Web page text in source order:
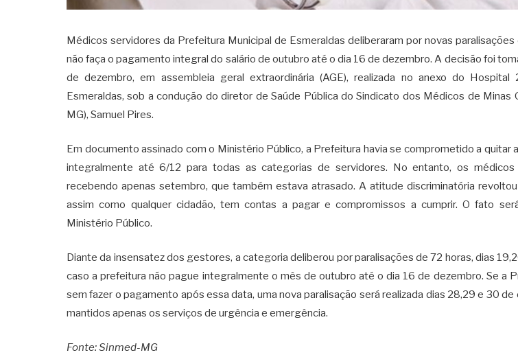
Médicos servidores da Prefeitura Municipal de Esmeraldas deliberaram por novas
não faça o pagamento integral do salário de outubro até o dia 16 de dezembro. A decisão foi
de dezembro, em assembleia geral extraordinária (AGE), realizada no anexo do
Esmeraldas, sob a condução do diretor de Saúde Pública do Sindicato dos Médicos de Minas
MG), Samuel Pires.
Em documento assinado com o Ministério Público, a Prefeitura havia se comprometido a quitar
integralmente até 6/12 para todas as categorias de servidores. No entanto, os médicos
recebendo apenas setembro, que também estava atrasado. A atitude discriminatória
assim como qualquer cidadão, tem contas a pagar e compromissos a cumprir. O fato
Ministério Público.
Diante da insensatez dos gestores, a categoria deliberou por paralisações de 72 horas, dias
caso a prefeitura não pague integralmente o mês de outubro até o dia 16 de dezembro. Se a
sem fazer o pagamento após essa data, uma nova paralisação será realizada dias 28,29 e 30
mantidos apenas os serviços de urgência e emergência.
Fonte: Sinmed-MG